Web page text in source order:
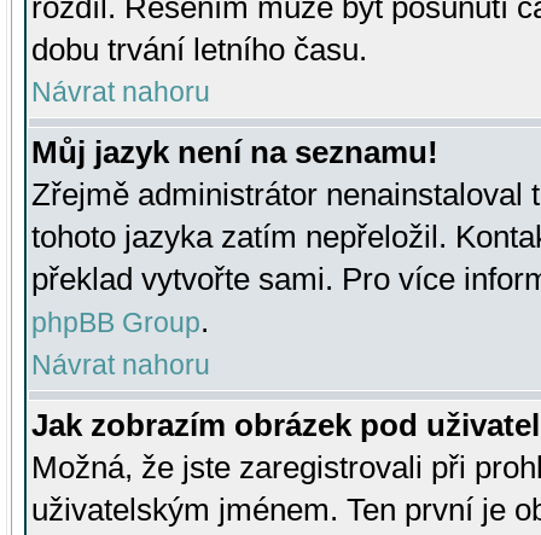
rozdíl. Řešením může být posunutí
dobu trvání letního času.
Návrat nahoru
Můj jazyk není na seznamu!
Zřejmě administrátor nenainstaloval
tohoto jazyka zatím nepřeložil.
překlad vytvořte sami. Pro více
phpBB Group.
Návrat nahoru
Jak zobrazím obrázek pod
Možná, že jste zaregistrovali při
uživatelským jménem. Ten první je